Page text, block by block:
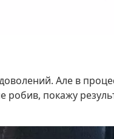
Але в
робив, покажу